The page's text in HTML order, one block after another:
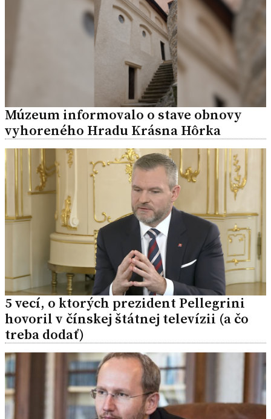
Múzeum informovalo o stave obnovy
vyhoreného Hradu Krásna Hôrka
5 vecí, o ktorých prezident Pellegrini
hovoril v čínskej štátnej televízii (a čo
treba dodať)